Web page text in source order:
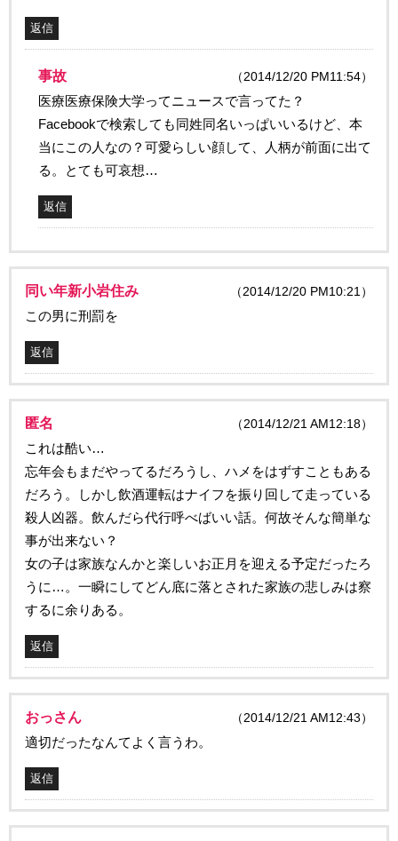
返信
事故 （2014/12/20 PM11:54）
医療医療保険大学ってニュースで言ってた？
Facebookで検索しても同姓同名いっぱいいるけど、本
当にこの人なの？可愛らしい顔して、人柄が前面に出て
る。とても可哀想…
返信
同い年新小岩住み （2014/12/20 PM10:21）
この男に刑罰を
返信
匿名 （2014/12/21 AM12:18）
これは酷い…
忘年会もまだやってるだろうし、ハメをはずすこともある
だろう。しかし飲酒運転はナイフを振り回して走っている
殺人凶器。飲んだら代行呼べばいい話。何故そんな簡単な
事が出来ない？
女の子は家族なんかと楽しいお正月を迎える予定だったろ
うに…。一瞬にしてどん底に落とされた家族の悲しみは察
するに余りある。
返信
おっさん （2014/12/21 AM12:43）
適切だったなんてよく言うわ。
返信